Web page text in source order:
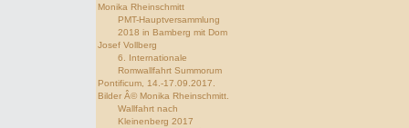
Monika Rheinschmitt
PMT-Hauptversammlung
2018 in Bamberg mit Dom
Josef Vollberg
6. Internationale
Romwallfahrt Summorum
Pontificum, 14.-17.09.2017.
Bilder Â© Monika Rheinschmitt.
Wallfahrt nach
Kleinenberg 2017